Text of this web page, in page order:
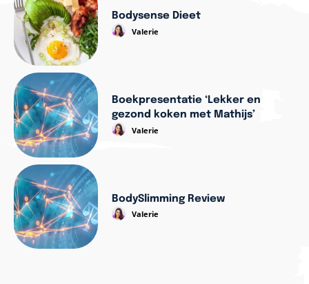
Bodysense Dieet
Valerie
Boekpresentatie ‘Lekker en
gezond koken met Mathijs’
Valerie
BodySlimming Review
Valerie